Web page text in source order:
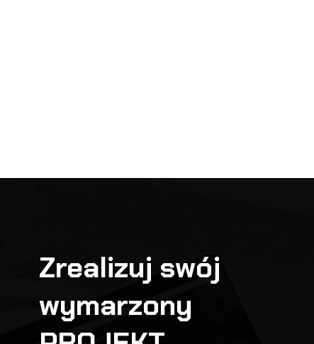
Zrealizuj swój
wymarzony